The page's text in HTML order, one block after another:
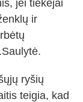
jei tiekėjai
ir
ryšių
teigia, kad